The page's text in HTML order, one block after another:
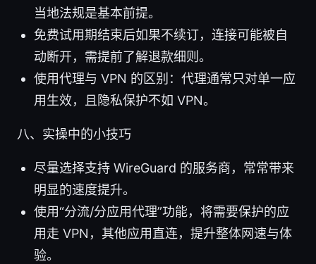
当地法规是基本前提。
免费试用期结束后如果不续订，连接可能被自
动断开，需提前了解退款细则。
使用代理与 VPN 的区别：代理通常只对单一应
用生效，且隐私保护不如 VPN。
八、实操中的小技巧
尽量选择支持 WireGuard 的服务商，常常带来
明显的速度提升。
使用“分流/分应用代理”功能，将需要保护的应
用走 VPN，其他应用直连，提升整体网速与体
验。